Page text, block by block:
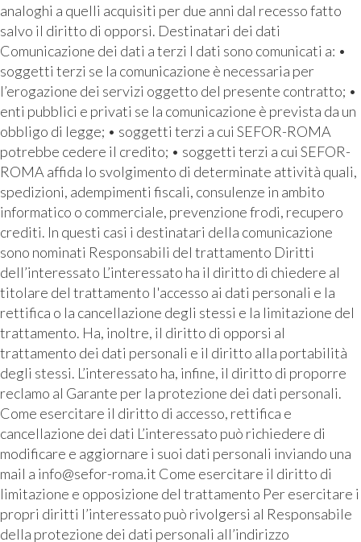
analoghi a quelli acquisiti per due anni dal recesso fatto
salvo il diritto di opporsi. Destinatari dei dati
Comunicazione dei dati a terzi I dati sono comunicati a: •
soggetti terzi se la comunicazione è necessaria per
l’erogazione dei servizi oggetto del presente contratto; •
enti pubblici e privati se la comunicazione è prevista da un
obbligo di legge; • soggetti terzi a cui SEFOR-ROMA
potrebbe cedere il credito; • soggetti terzi a cui SEFOR-
ROMA affida lo svolgimento di determinate attività quali,
spedizioni, adempimenti fiscali, consulenze in ambito
informatico o commerciale, prevenzione frodi, recupero
crediti. In questi casi i destinatari della comunicazione
sono nominati Responsabili del trattamento Diritti
dell’interessato L’interessato ha il diritto di chiedere al
titolare del trattamento l'accesso ai dati personali e la
rettifica o la cancellazione degli stessi e la limitazione del
trattamento. Ha, inoltre, il diritto di opporsi al
trattamento dei dati personali e il diritto alla portabilità
degli stessi. L’interessato ha, infine, il diritto di proporre
reclamo al Garante per la protezione dei dati personali.
Come esercitare il diritto di accesso, rettifica e
cancellazione dei dati L’interessato può richiedere di
modificare e aggiornare i suoi dati personali inviando una
mail a info@sefor-roma.it Come esercitare il diritto di
limitazione e opposizione del trattamento Per esercitare i
propri diritti l’interessato può rivolgersi al Responsabile
della protezione dei dati personali all’indirizzo